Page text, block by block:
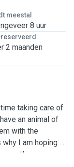
meestal
8 uur
2 maanden
taking care of
an animal of
with the
I am hoping to
pet!